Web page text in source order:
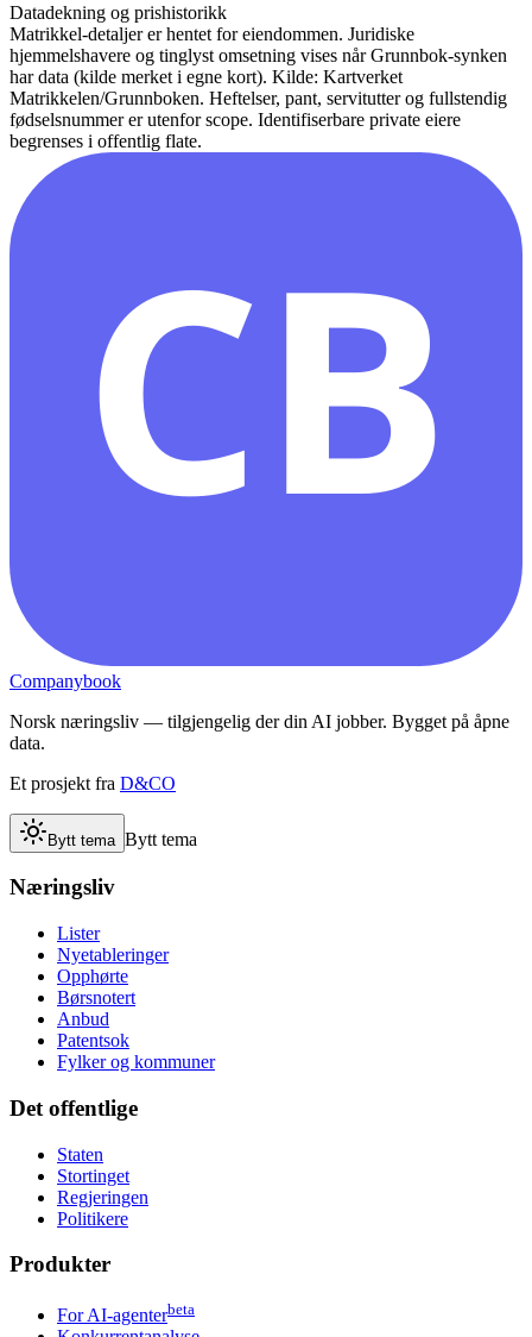
Datadekning og prishistorikk
Matrikkel-detaljer er hentet for eiendommen. Juridiske
hjemmelshavere og tinglyst omsetning vises når Grunnbok-synken
har data (kilde merket i egne kort). Kilde: Kartverket
Matrikkelen/Grunnboken. Heftelser, pant, servitutter og fullstendig
fødselsnummer er utenfor scope. Identifiserbare private eiere
begrenses i offentlig flate.
CB
Companybook
Norsk næringsliv — tilgjengelig der din AI jobber. Bygget på åpne
data.
Et prosjekt fra D&CO
Bytt tema Bytt tema
Næringsliv
Lister
Nyetableringer
Opphørte
Børsnotert
Anbud
Patentsok
Fylker og kommuner
Det offentlige
Staten
Stortinget
Regjeringen
Politikere
Produkter
For AI-agenterbeta